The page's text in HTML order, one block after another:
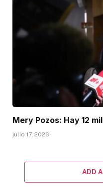
Mery Pozos: Hay 12
julio 17, 2026
ADD